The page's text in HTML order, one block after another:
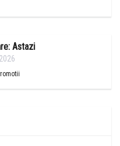
Astazi